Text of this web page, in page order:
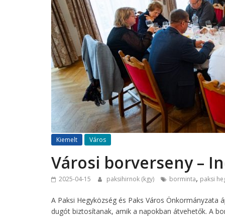
Kiemelt Város
Városi borverseny –
2025-04-15 paksihirnok (kgy) borminta, paksi
A Paksi Hegyközség és Paks Város
dugót biztosítanak, amik a napokban átvehetők. A